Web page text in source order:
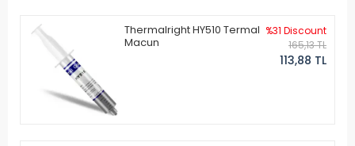
Thermalright HY510 Termal
Macun
%31 Discount
165,13 TL
113,88 TL